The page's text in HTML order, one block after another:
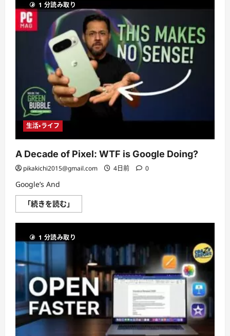
ESENCIALES
PARA
Windows
|
GRATUITAS
に
つ
て
に
読
む
1 分読み取り
生活・ライフ
A Decade of Pixel: WTF is Google Doing?
pikakichi2015@gmail.com 4日前 0
Google’s And
「続きを読む」
Decade
Pixel:
is
Google
Doing?
い
て
さ
ら
に
読
む
1 分読み取り